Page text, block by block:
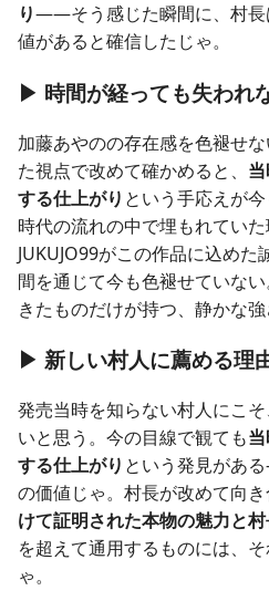
り——そう感じた瞬間に、村長
値があると確信したじゃ。
▶ 時間が経っても失われ
加藤あやのの存在感を色褪せ
た視点で改めて確かめると、
する仕上がり という手応えが
時代の流れの中で埋もれていた
JUKUJO99がこの作品に込め
間を通じて今も色褪せていな
きたものだけが持つ、静かな強
▶ 新しい村人に薦める理
発売当時を知らない村人にこ
いと思う。今の目線で観ても
する仕上がり という発見があ
の価値じゃ。村長が改めて向き
けて証明された本物の魅力と
を超えて通用するものには、
ゃ。